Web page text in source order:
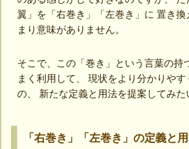
翼」を「右巻き」「左巻き」に 置き換
まり意味がありません。
そこで、この「巻き」という言葉の持
まく利用して、 現状をより分かりや
の、 新たな定義と用法を提案してみた
「右巻き」「左巻き」の定義と